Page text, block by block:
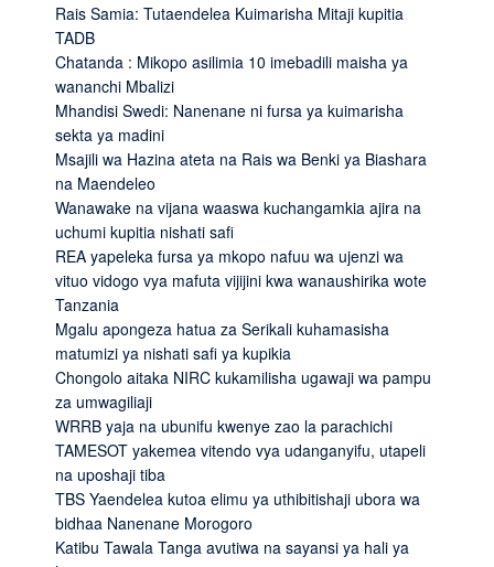
Rais Samia: Tutaendelea Kuimarisha Mitaji kupitia
TADB
Chatanda : Mikopo asilimia 10 imebadili maisha ya
wananchi Mbalizi
Mhandisi Swedi: Nanenane ni fursa ya kuimarisha
sekta ya madini
Msajili wa Hazina ateta na Rais wa Benki ya Biashara
na Maendeleo
Wanawake na vijana waaswa kuchangamkia ajira na
uchumi kupitia nishati safi
REA yapeleka fursa ya mkopo nafuu wa ujenzi wa
vituo vidogo vya mafuta vijijini kwa wanaushirika wote
Tanzania
Mgalu apongeza hatua za Serikali kuhamasisha
matumizi ya nishati safi ya kupikia
Chongolo aitaka NIRC kukamilisha ugawaji wa pampu
za umwagiliaji
WRRB yaja na ubunifu kwenye zao la parachichi
TAMESOT yakemea vitendo vya udanganyifu, utapeli
na uposhaji tiba
TBS Yaendelea kutoa elimu ya uthibitishaji ubora wa
bidhaa Nanenane Morogoro
Katibu Tawala Tanga avutiwa na sayansi ya hali ya